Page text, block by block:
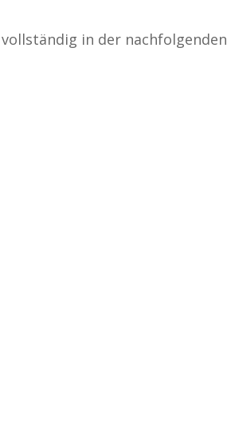
in der nachfolgenden